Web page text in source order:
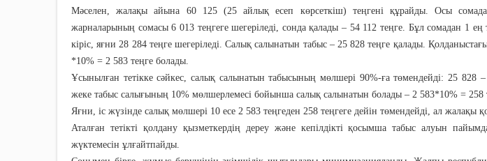
Мәселен, жалақы айына 60 125 (25 айлық есеп көрсеткіш) теңгені құрайды. Осы
жарналарының сомасы 6 013 теңгеге шегеріледі, сонда қалады – 54 112 теңге. Бұл сомадан 1
кіріс, яғни 28 284 теңге шегеріледі. Салық салынатын табыс – 25 828 теңге қалады.
*10% = 2 583 теңге болады.
Ұсынылған тетікке сәйкес, салық салынатын табысының мөлшері 90%-ға төмендейді: 25
жеке табыс салығының 10% мөлшерлемесі бойынша салық салынатын болады – 2 583*10% = 258
Яғни, іс жүзінде салық мөлшері 10 есе 2 583 теңгеден 258 теңгеге дейін төмендейді, ал жалақы
Аталған тетікті қолдану қызметкердің дереу және кепілдікті қосымша табыс алуын
жүктемесін ұлғайтпайды.